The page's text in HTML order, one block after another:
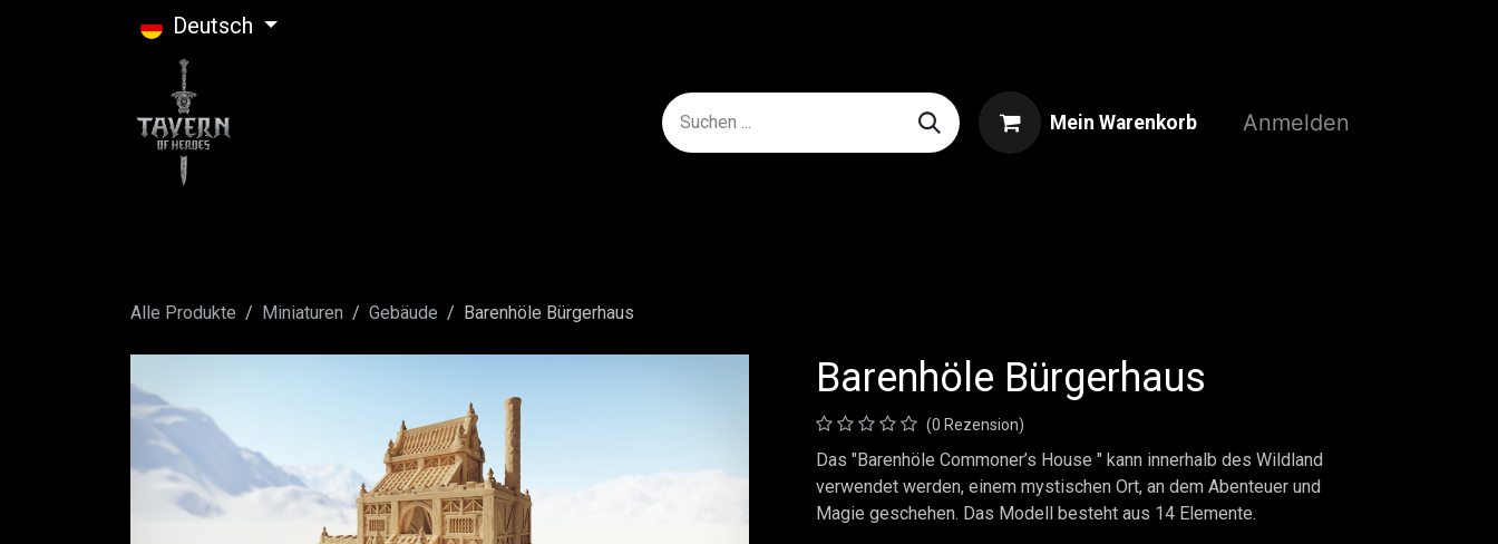
Deutsch
Mein Warenkorb Anmelden
Alle Produkte Miniaturen Gebäude Barenhöle Bürgerhaus
Barenhöle Bürgerhaus
(0 Rezension)
Das "Barenhöle Commoner’s House " kann innerhalb des Wildland
verwendet werden, einem mystischen Ort, an dem Abenteuer und
Magie geschehen. Das Modell besteht aus 14 Elemente.